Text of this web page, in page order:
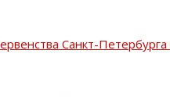
Санкт-